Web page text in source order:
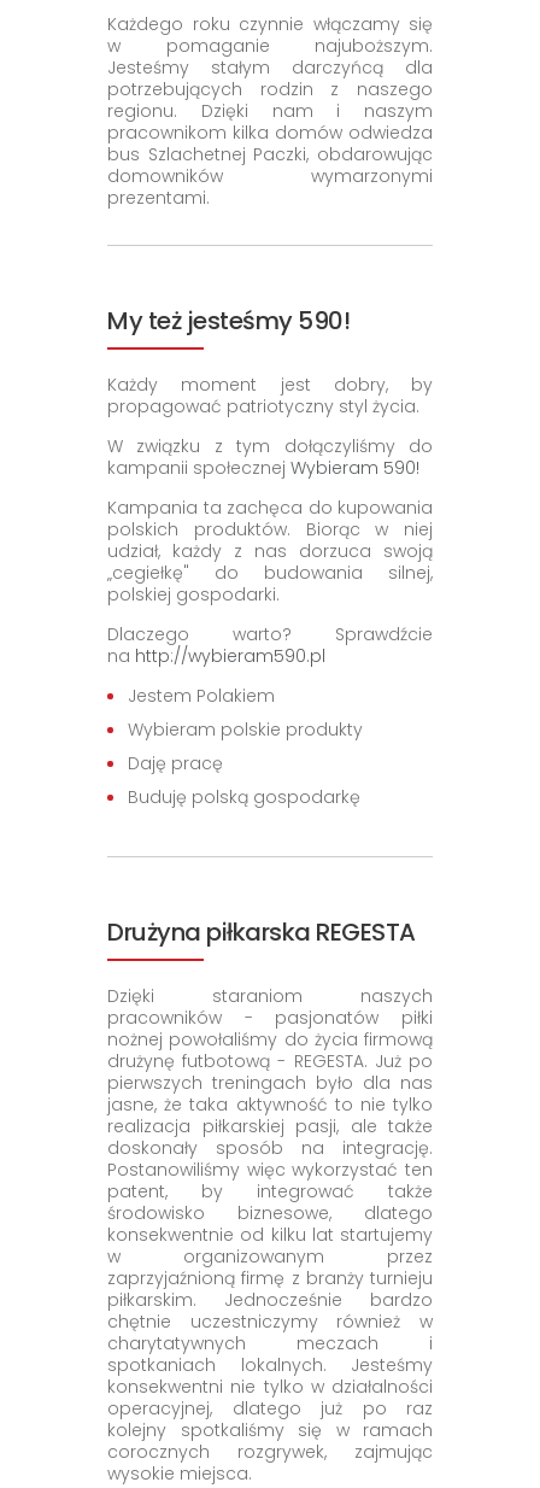
Każdego roku czynnie włączamy się
w pomaganie najuboższym.
Jesteśmy stałym darczyńcą dla
potrzebujących rodzin z naszego
regionu. Dzięki nam i naszym
pracownikom kilka domów odwiedza
bus Szlachetnej Paczki, obdarowując
domowników wymarzonymi
prezentami.
My też jesteśmy 590!
Każdy moment jest dobry, by
propagować patriotyczny styl życia.
W związku z tym dołączyliśmy do
kampanii społecznej Wybieram 590!
Kampania ta zachęca do kupowania
polskich produktów. Biorąc w niej
udział, każdy z nas dorzuca swoją
„cegiełkę" do budowania silnej,
polskiej gospodarki.
Dlaczego warto? Sprawdźcie
na http://wybieram590.pl
Jestem Polakiem
Wybieram polskie produkty
Daję pracę
Buduję polską gospodarkę
Drużyna piłkarska REGESTA
Dzięki staraniom naszych
pracowników - pasjonatów piłki
nożnej powołaliśmy do życia firmową
drużynę futbotową - REGESTA. Już po
pierwszych treningach było dla nas
jasne, że taka aktywność to nie tylko
realizacja piłkarskiej pasji, ale także
doskonały sposób na integrację.
Postanowiliśmy więc wykorzystać ten
patent, by integrować także
środowisko biznesowe, dlatego
konsekwentnie od kilku lat startujemy
w organizowanym przez
zaprzyjaźnioną firmę z branży turnieju
piłkarskim. Jednocześnie bardzo
chętnie uczestniczymy również w
charytatywnych meczach i
spotkaniach lokalnych. Jesteśmy
konsekwentni nie tylko w działalności
operacyjnej, dlatego już po raz
kolejny spotkaliśmy się w ramach
corocznych rozgrywek, zajmując
wysokie miejsca.